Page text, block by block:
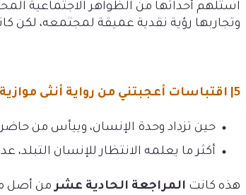
استلهم أحداثها من الظواهر الاجتماعية
وتجاربها رؤية نقدية عميقة لمجتمعه، لكن
5| اقتباسات أعجبتني من رواية أنثى موازية:
حين تزداد وحدة الإنسان، وييأس من
أكثر ما يعلمه الانتظار للإنسان
هذه كانت المراجعة الحادية عشرمن أصل